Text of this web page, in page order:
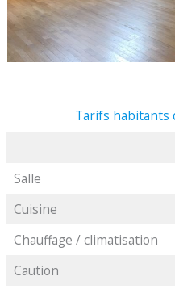
Tarifs habitants
Salle
Cuisine
Chauffage / climatisation
Caution